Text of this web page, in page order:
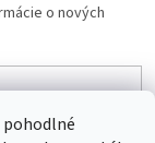
pohodlné
o nových